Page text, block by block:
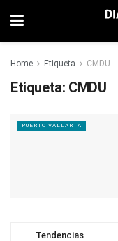
Home Etiqueta CMDU
Etiqueta: CMDU
PUERTO VALLARTA
Tendencias